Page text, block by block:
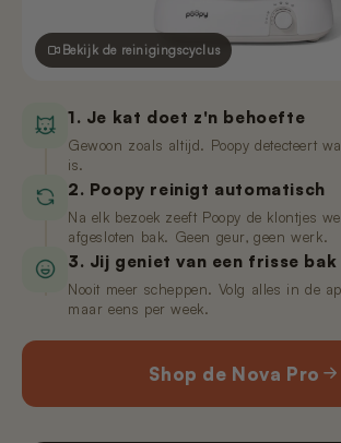
Bekijk de reinigingscyclus
1. Je kat doet z'n behoefte
Gewoon zoals altijd. Poopy detecteert
is.
2. Poopy reinigt automatisch
Na elk bezoek zeeft Poopy de klontjes
afgesloten bak. Geen geur, geen werk.
3. Jij geniet van een frisse bak
Nooit meer scheppen. Volg alles in de
maar eens per week.
Shop de Nova Pro